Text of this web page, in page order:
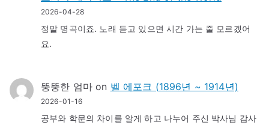
2026-04-28
정말 명곡이죠. 노래 듣고 있으면 시간 가는 줄 모르겠어
요.
뚱뚱한 엄마on 벨 에포크 (1896년 ~ 1914년)
2026-01-16
공부와 학문의 차이를 알게 하고 나누어 주신 박사님 감사